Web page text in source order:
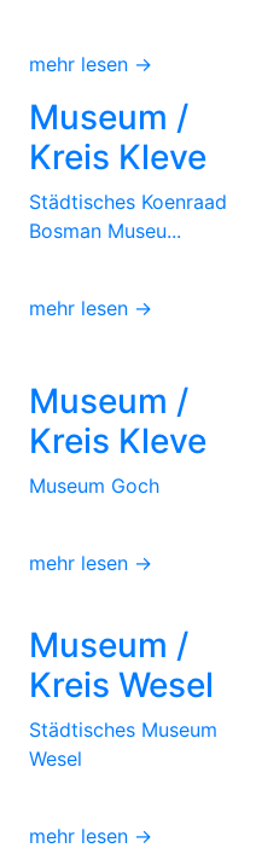
mehr lesen →
Museum /
Kreis Kleve
Städtisches Koenraad
Bosman Museu...
mehr lesen →
Museum /
Kreis Kleve
Museum Goch
mehr lesen →
Museum /
Kreis Wesel
Städtisches Museum
Wesel
mehr lesen →